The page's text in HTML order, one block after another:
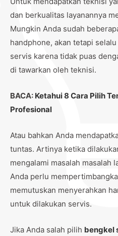
dan berkualitas layanannya
Mungkin Anda sudah
handphone, akan tetapi
servis karena tidak puas
di tawarkan oleh teknisi.
BACA: Ketahui 8 Cara Pilih
Profesional
Atau bahkan Anda
tuntas. Artinya ketika
mengalami masalah masalah
Anda perlu
memutuskan menyerahkan
untuk dilakukan servis.
Jika Anda salah pilih bengkel